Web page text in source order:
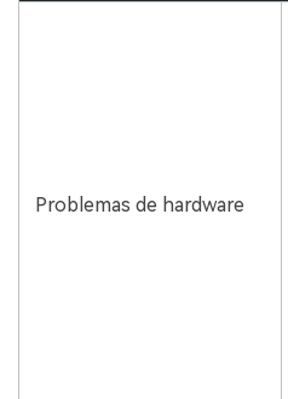
Problemas de hardware